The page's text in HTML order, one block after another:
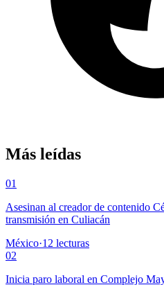
Más leídas
01
Asesinan al creador de contenido
transmisión en Culiacán
México·12 lecturas
02
Inicia paro laboral en Complejo